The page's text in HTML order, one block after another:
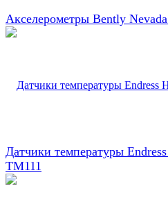
Акселерометры Bently
Датчики температуры
TM111